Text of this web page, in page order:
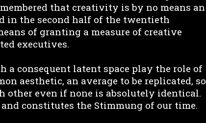
that creativity is by no means an
in the second half of the twentieth
of granting a measure of creative
executives.
consequent latent space play the role of
aesthetic, an average to be replicated, so
other even if none is absolutely identical.
constitutes the Stimmung of our time.